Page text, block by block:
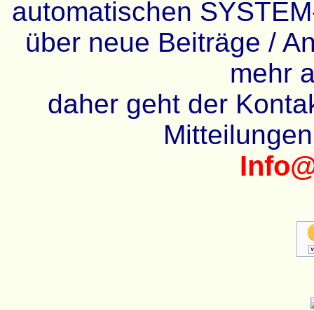
automatischen
über neue Beiträge /
mehr
daher geht der